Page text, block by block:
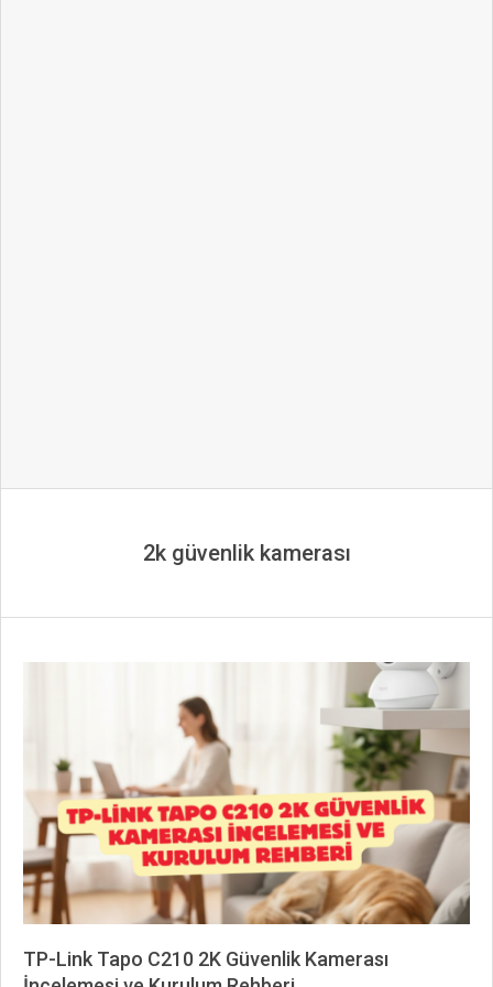
2k güvenlik kamerası
TP-Link Tapo C210 2K Güvenlik Kamerası